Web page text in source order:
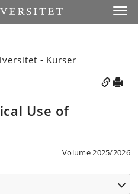
- Kurser
Use of
Volume 2025/2026